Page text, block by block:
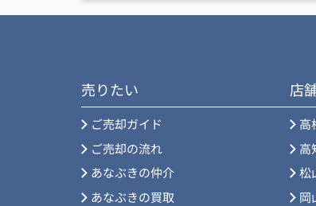
売りたい
ご売却ガイド
ご売却の流れ
あなぶきの仲介
あなぶきの買取
店
高
高
松
岡